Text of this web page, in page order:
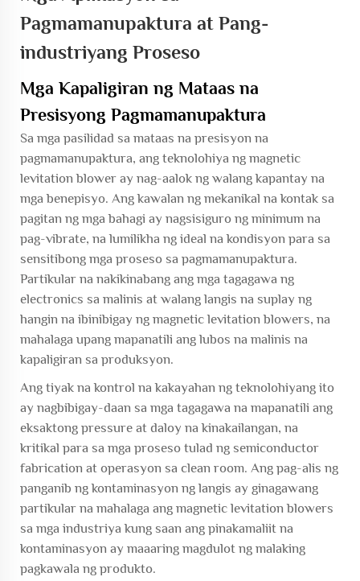
Pagmamanupaktura at Pang-
industriyang Proseso
Mga Kapaligiran ng Mataas na
Presisyong Pagmamanupaktura
Sa mga pasilidad sa mataas na presisyon na
pagmamanupaktura, ang teknolohiya ng magnetic
levitation blower ay nag-aalok ng walang kapantay na
mga benepisyo. Ang kawalan ng mekanikal na kontak sa
pagitan ng mga bahagi ay nagsisiguro ng minimum na
pag-vibrate, na lumilikha ng ideal na kondisyon para sa
sensitibong mga proseso sa pagmamanupaktura.
Partikular na nakikinabang ang mga tagagawa ng
electronics sa malinis at walang langis na suplay ng
hangin na ibinibigay ng magnetic levitation blowers, na
mahalaga upang mapanatili ang lubos na malinis na
kapaligiran sa produksyon.
Ang tiyak na kontrol na kakayahan ng teknolohiyang ito
ay nagbibigay-daan sa mga tagagawa na mapanatili ang
eksaktong pressure at daloy na kinakailangan, na
kritikal para sa mga proseso tulad ng semiconductor
fabrication at operasyon sa clean room. Ang pag-alis ng
panganib ng kontaminasyon ng langis ay ginagawang
partikular na mahalaga ang magnetic levitation blowers
sa mga industriya kung saan ang pinakamaliit na
kontaminasyon ay maaaring magdulot ng malaking
pagkawala ng produkto.